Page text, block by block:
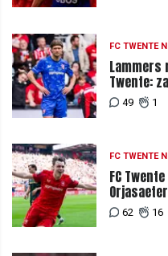
FC TWENTE
Lammers
Twente:
vanwege
49 1
FC TWENTE
FC
megabod
62 16